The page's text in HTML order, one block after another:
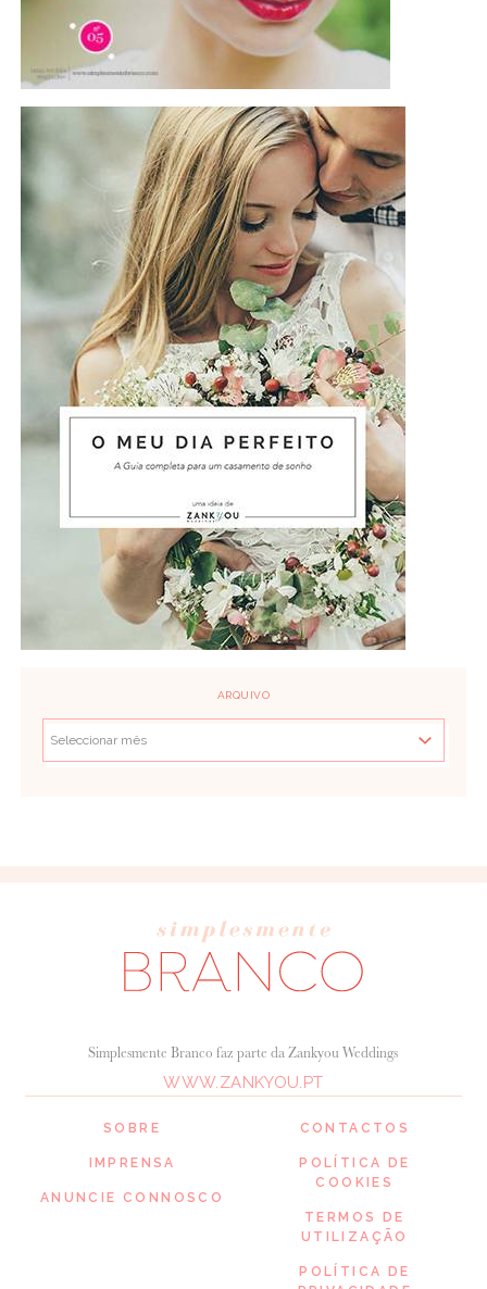
ARQUIVO
SOBRE
IMPRENSA
ANUNCIE CONNOSCO
Simplesmente Branco faz parte da Zankyou Weddings
WWW.ZANKYOU.PT
CONTACTOS
POLÍTICA DE
COOKIES
TERMOS DE
UTILIZAÇÃO
POLÍTICA DE